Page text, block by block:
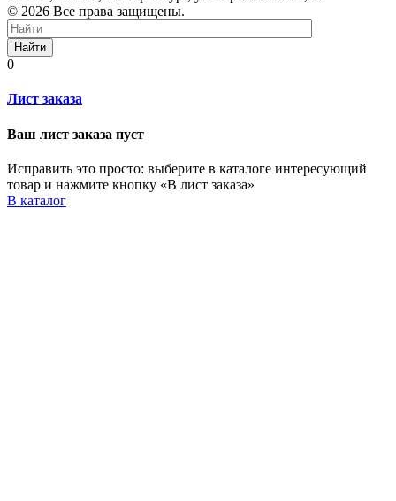
© 2026 Все права защищены.
Найти
0
Лист заказа
Ваш лист заказа пуст
Исправить это просто: выберите в каталоге интересующий
товар и нажмите кнопку «В лист заказа»
В каталог